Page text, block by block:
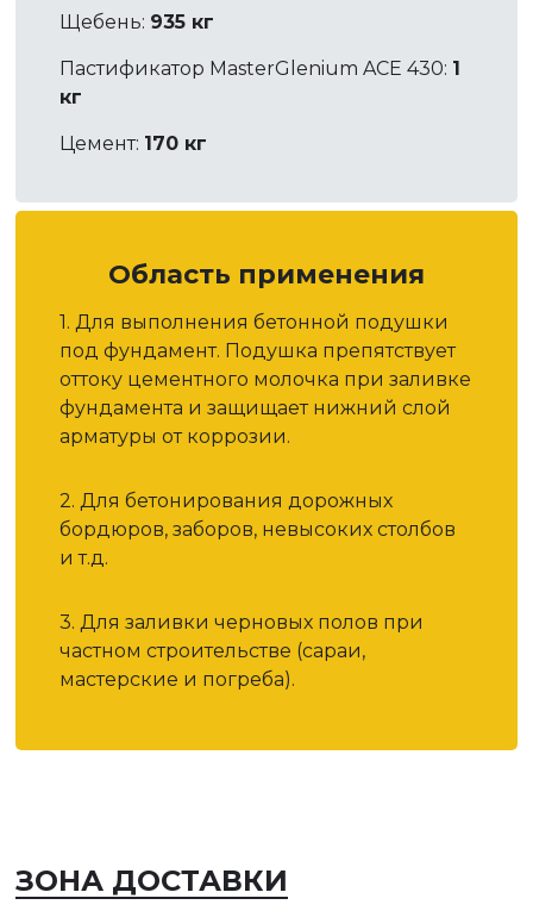
Щебень: 935 кг
Пастификатор MasterGlenium ACE 430: 1
кг
Цемент: 170 кг
Область применения
1. Для выполнения бетонной подушки
под фундамент. Подушка препятствует
оттоку цементного молочка при заливке
фундамента и защищает нижний слой
арматуры от коррозии.
2. Для бетонирования дорожных
бордюров, заборов, невысоких столбов
и т.д.
3. Для заливки черновых полов при
частном строительстве (сараи,
мастерские и погреба).
ЗОНА ДОСТАВКИ